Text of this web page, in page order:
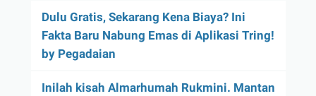
Dulu Gratis, Sekarang Kena Biaya? Ini
Fakta Baru Nabung Emas di Aplikasi Tring!
by Pegadaian
Inilah kisah Almarhumah Rukmini. Mantan